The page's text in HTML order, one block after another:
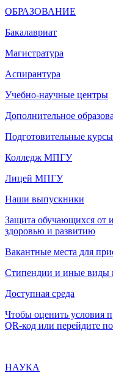
ОБРАЗОВАНИЕ
Бакалавриат
Магистратура
Аспирантура
Учебно-научные центры
Дополнительное
Подготовительные курсы
Колледж МПГУ
Лицей МПГУ
Наши выпускники
Защита обучающихся от
здоровью и развитию
Вакантные места для
Стипендии и иные виды
Доступная среда
Чтобы оценить условия
QR-код или перейдите
НАУКА